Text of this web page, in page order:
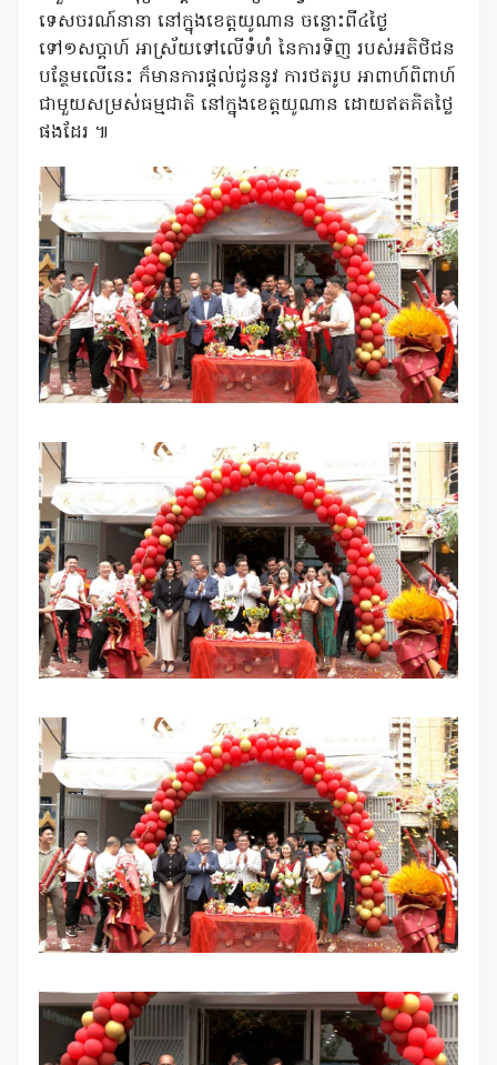
ទេសចរណ៍នានា នៅក្នុងខេត្តយូណាន ចន្លោះពី៤ថ្ងៃ
ទៅ១សប្ដាហ៍ អាស្រ័យទៅលើទំហំ នៃការទិញ របស់អតិថិជន
បន្ថែមលើនេះ ក៏មានការផ្តល់ជូននូវ ការថតរូប អាពាហ៍ពិពាហ៍
ជាមួយសម្រស់ធម្មជាតិ នៅក្នុងខេត្តយូណាន ដោយឥតគិតថ្លៃ
ផងដែរ ៕